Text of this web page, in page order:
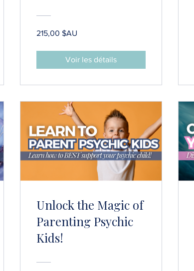
215,00 $AU
Voir les détails
Unlock the Magic of
Parenting Psychic
Kids!